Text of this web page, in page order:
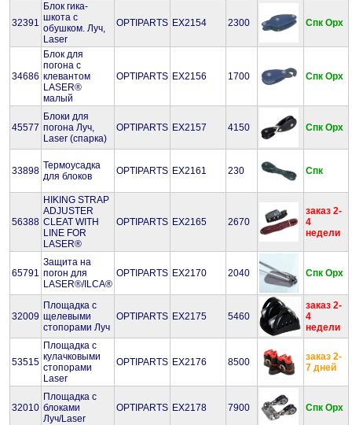
32391
Блок гика-
шкота с
обушком. Луч,
Laser
OPTIPARTS EX2154 2300 Спк Орх
34686
Блок для
погона с
клевантом
LASER®
малый
OPTIPARTS EX2156 1700 Спк Орх
45577
Блоки для
погона Луч,
Laser (спарка)
OPTIPARTS EX2157 4150 Спк Орх
33898 Термоусадка
для блоков
OPTIPARTS EX2161 230 Спк
56388
HIKING STRAP
ADJUSTER
CLEAT WITH
LINE FOR
LASER®
OPTIPARTS EX2165 2670
заказ 2-
4
недели
65791
Защита на
погон для
LASER®/ILCA®
OPTIPARTS EX2170 2040 Спк Орх
32009
Площадка с
щелевыми
стопорами Луч
OPTIPARTS EX2175 5460
заказ 2-
4
недели
53515
Площадка с
кулачковыми
стопорами
Laser
OPTIPARTS EX2176 8500
заказ 2-
7 дней
32010
Площадка с
блоками
Луч/Laser
OPTIPARTS EX2178 7900 Спк Орх